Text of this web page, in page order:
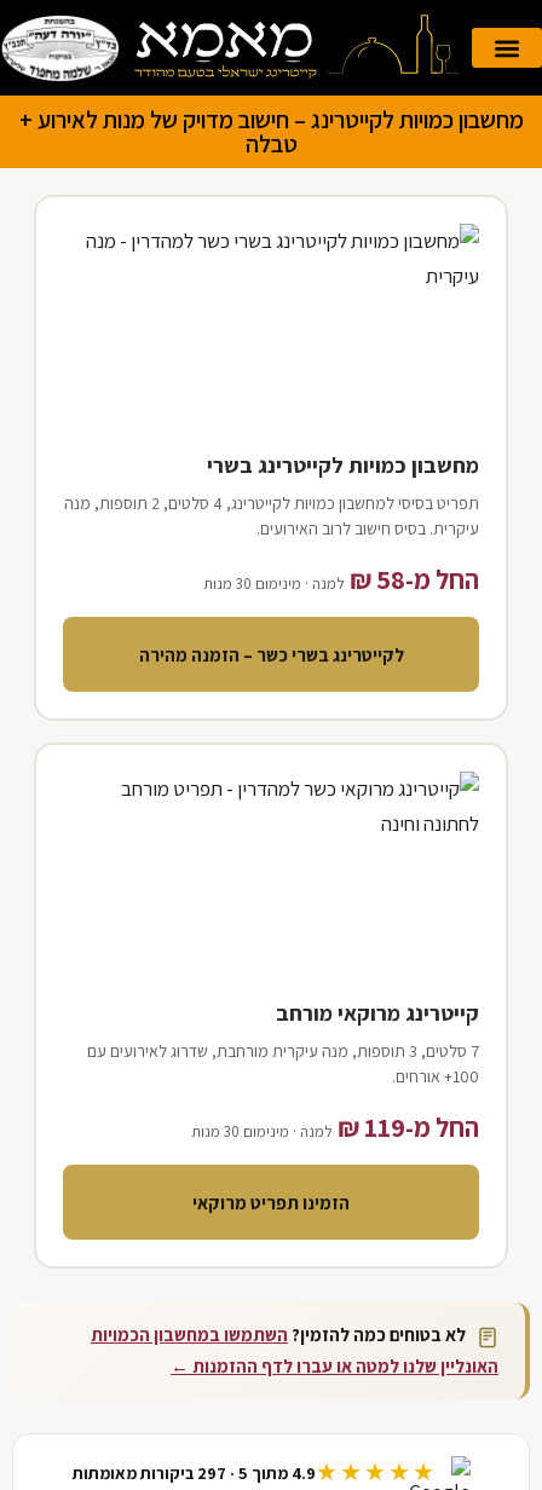
מחשבון כמויות לקייטרינג – חישוב מדויק של מנות לאירוע +
טבלה
מחשבון כמויות לקייטרינג בשרי
תפריט בסיסי למחשבון כמויות לקייטרינג, 4 סלטים, 2 תוספות, מנה
עיקרית. בסיס חישוב לרוב האירועים.
החל מ-58 ₪ למנה · מינימום 30 מנות
לקייטרינג בשרי כשר – הזמנה מהירה
קייטרינג מרוקאי מורחב
7 סלטים, 3 תוספות, מנה עיקרית מורחבת, שדרוג לאירועים עם
100+ אורחים.
החל מ-119 ₪ למנה · מינימום 30 מנות
הזמינו תפריט מרוקאי
לא בטוחים כמה להזמין? השתמשו במחשבון הכמויות
האונליין שלנו למטה או עברו לדף ההזמנות ←
★★★★★4.9 מתוך 5 · 297 ביקורות מאומתות